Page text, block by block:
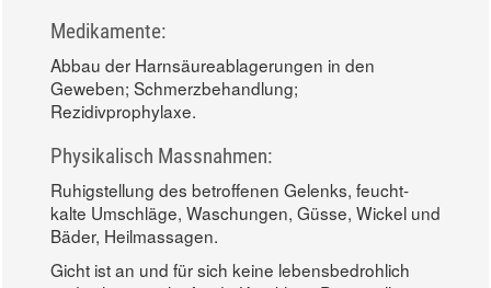
Medikamente:
Abbau der Harnsäureablagerungen in den
Geweben; Schmerzbehandlung;
Rezidivprophylaxe.
Physikalisch Massnahmen:
Ruhigstellung des betroffenen Gelenks, feucht-
kalte Umschläge, Waschungen, Güsse, Wickel und
Bäder, Heilmassagen.
Gicht ist an und für sich keine lebensbedrohlich